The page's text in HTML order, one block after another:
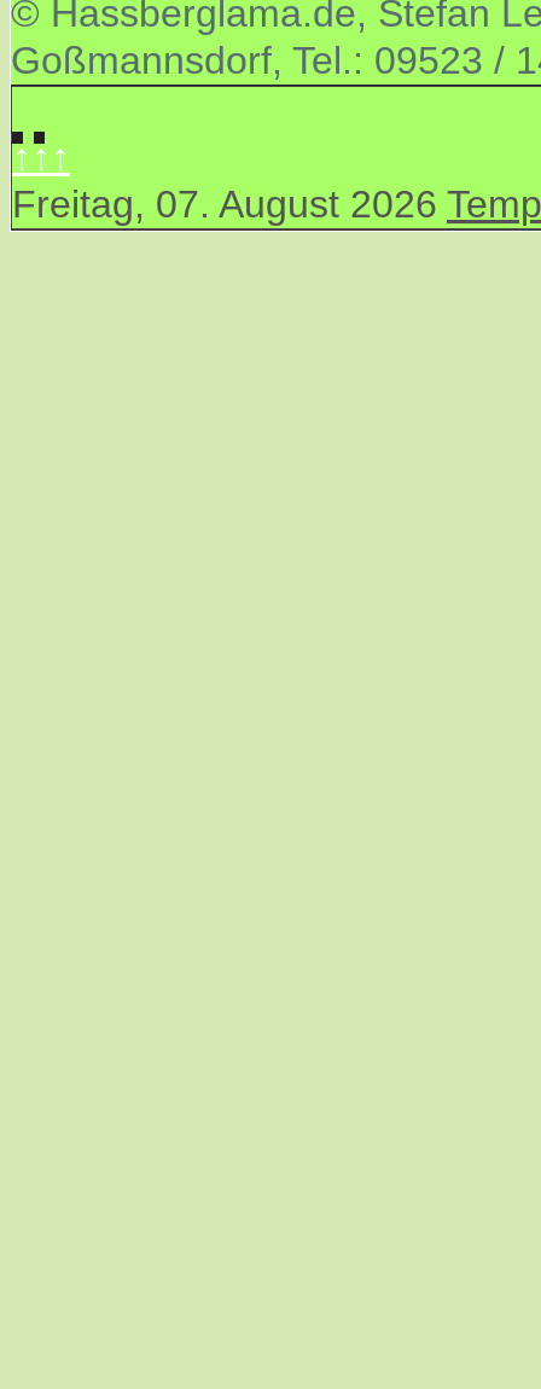
© Hassberglama.de, Stefan
Goßmannsdorf, Tel.: 09523 /
↑↑↑
Freitag, 07. August 2026